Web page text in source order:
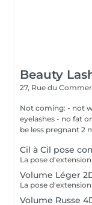
Beauty
27, Rue du
Not coming: - not
eyelashes - no fat
be less pregnant 2
Cil à Cil pose
Volume Léger
Volume Russe